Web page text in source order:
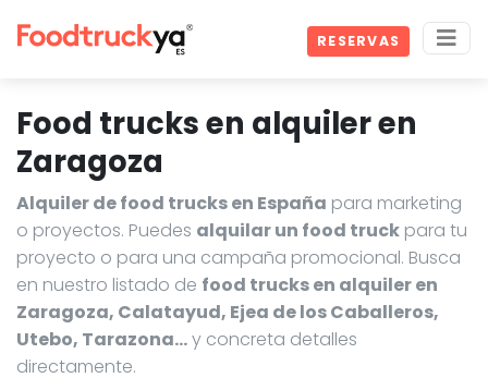
RESERVAS
Food trucks en alquiler en
Zaragoza
Alquiler de food trucks en España para marketing
o proyectos. Puedes alquilar un food truck para tu
proyecto o para una campaña promocional. Busca
en nuestro listado de food trucks en alquiler en
Zaragoza, Calatayud, Ejea de los Caballeros,
Utebo, Tarazona…y concreta detalles
directamente.